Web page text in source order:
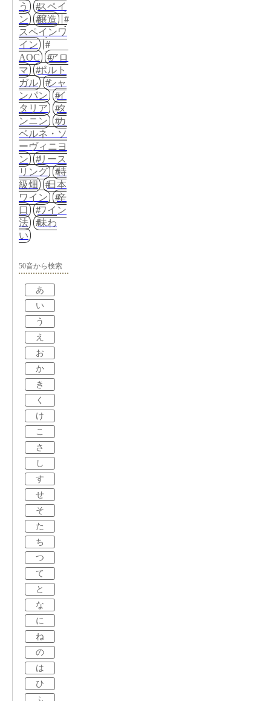
う
スペイ
ン
醸造
スペインワ
イン
AOC
アロ
マ
ポルト
ガル
シャ
ンパン
イ
タリア
タ
ンニン
カ
ベルネ・ソ
ーヴィニヨ
ン
リース
リング
特
級畑
日本
ワイン
辛
口
ワイン
法
味わ
い
50音から検索
あ
い
う
え
お
か
き
く
け
こ
さ
し
す
せ
そ
た
ち
つ
て
と
な
に
ね
の
は
ひ